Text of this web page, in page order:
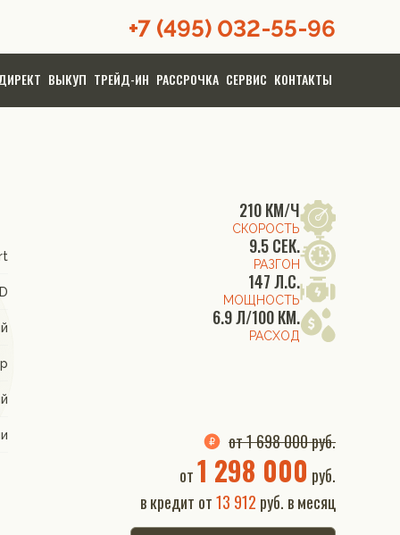
+7 (495) 032-55-96
ВЫКУП ТРЕЙД-ИН РАССРОЧКА СЕРВИС КОНТАКТЫ
210 КМ/Ч
СКОРОСТЬ
9.5 СЕК.
РАЗГОН
147 Л.С.
МОЩНОСТЬ
6.9 Л/100 КМ.
РАСХОД
от 1 698 000 руб.
от1 298 000 руб.
в кредит от13 912 руб. в месяц